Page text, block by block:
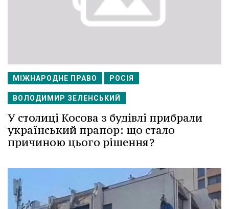
МІЖНАРОДНЕ ПРАВО РОСІЯ
ВОЛОДИМИР ЗЕЛЕНСЬКИЙ
У столиці Косова з будівлі прибрали
український прапор: що стало
причиною цього рішення?